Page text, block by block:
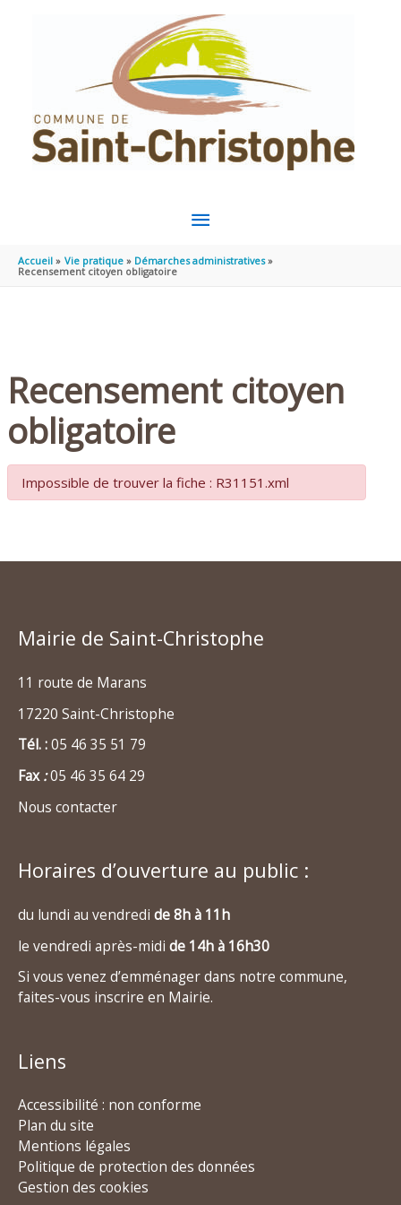
MENU
PRINCIPAL
Accueil Vie pratique
Démarches administratives
Recensement citoyen obligatoire
Recensement citoyen
obligatoire
Impossible de trouver la fiche : R31151.xml
Mairie de Saint-Christophe
11 route de Marans
17220 Saint-Christophe
Tél. :05 46 35 51 79
Fax:05 46 35 64 29
Nous contacter
Horaires d’ouverture au public :
du lundi au vendredi de 8h à 11h
le vendredi après-midi de 14h à 16h30
Si vous venez d’emménager dans notre commune,
faites-vous inscrire en Mairie.
Liens
Accessibilité : non conforme
Plan du site
Mentions légales
Politique de protection des données
Gestion des cookies